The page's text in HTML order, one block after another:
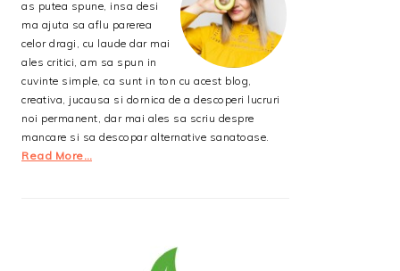
as putea spune, insa desi
ma ajuta sa aflu parerea
celor dragi, cu laude dar mai
ales critici, am sa spun in
cuvinte simple, ca sunt in ton cu acest blog,
creativa, jucausa si dornica de a descoperi lucruri
noi permanent, dar mai ales sa scriu despre
mancare si sa descopar alternative sanatoase.
Read More…